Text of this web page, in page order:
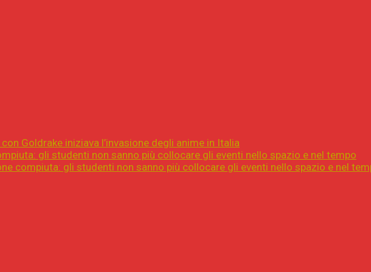
Goldrake iniziava l’invasione degli anime in Italia
gli studenti non sanno più collocare gli eventi nello spazio e nel tempo
compiuta: gli studenti non sanno più collocare gli eventi nello spazio e nel